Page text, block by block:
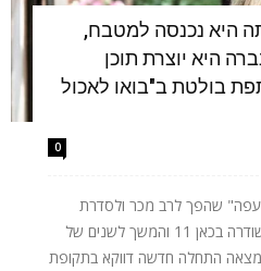
היא נכנסה למטבח,
היא יוצרת תוכן
בולטת ב"בואו לאכול
0
שהפך לרב מכר ולסדרת
הדוקו המטלטלת "אסירות" ששודרה בכאן 11 והמשך לשנים של
התחלה חדשה דווקא בתקופת